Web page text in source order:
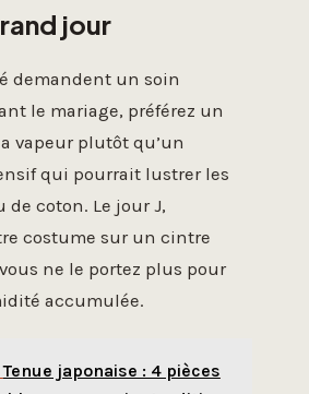
jour
demandent un soin
le mariage, préférez un
vapeur plutôt qu’un
qui pourrait lustrer les
de coton. Le jour J,
costume sur un cintre
ne le portez plus pour
accumulée.
Tenue japonaise : 4 pièces